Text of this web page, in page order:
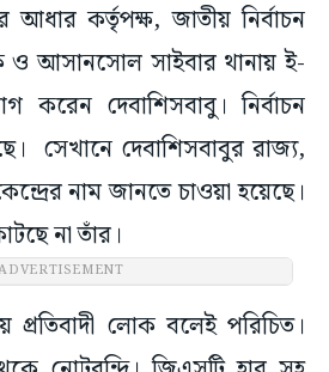
আধার কর্তৃপক্ষ, জাতীয় নির্বাচন
আসানসোল সাইবার থানায় ই-
করেন দেবাশিসবাবু। নির্বাচন
সেখানে দেবাশিসবাবুর রাজ্য,
নাম জানতে চাওয়া হয়েছে।
না তাঁর।
প্রতিবাদী লোক বলেই পরিচিত।